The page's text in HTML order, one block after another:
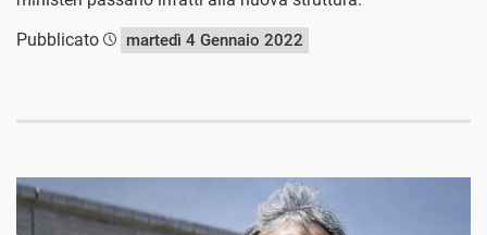
Pubblicato
martedì 4 Gennaio 2022